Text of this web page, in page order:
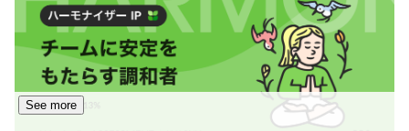
また、日本特有の企業風土や法的な縛りによりDXがうま
くいっていないケースも多くあります。
まだまだDX化の余地が残されているのです。
開発スピードを大幅に伸ばし、コーディングスキルのない
人材でも開発ができるのがノーコードプラットフォームで
す。
See more